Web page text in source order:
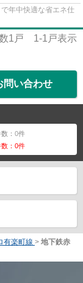
年中快適な省エネ仕
1 戸 1-1 戸表示
問い合わせ
数：0件
数：0件
有楽町線 > 地下鉄赤